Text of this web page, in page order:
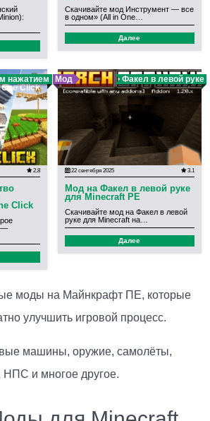
Скачивайте мод Инструмент — все
в одном» (All in One…
Далее
нажатием
Click
2.8
Click
—
Мод Факел в левой руке
22 сентября 2025 3.1
Мод на Факел в левой руке
для Minecraft PE
Скачивайте мод на Факел в левой
руке для Minecraft на…
Далее
моды на Майнкрафт ПЕ, которые
улучшить игровой процесс.
машины, оружие, самолёты,
и многое другое.